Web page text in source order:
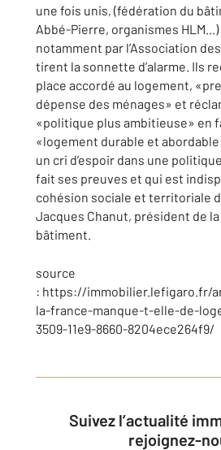
une fois unis, (fédération du
Abbé-Pierre, organismes
notamment par l’Association
tirent la sonnette d’alarme. Ils
place accordé au logement,
dépense des ménages» et
«politique plus ambitieuse» en
«logement durable et
un cri d’espoir dans une
fait ses preuves et qui est
cohésion sociale et territoriale
Jacques Chanut, président de
bâtiment.
source
: https://immobilier.lefigaro.fr/
la-france-manque-t-elle-de-
3509-11e9-8660-8204ece264f9/
Suivez l’actualité immobilière et
rejoignez-